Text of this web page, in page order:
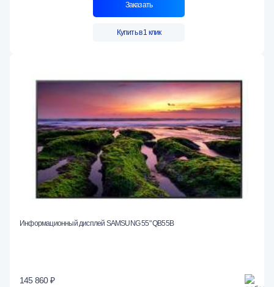
Заказать
Купить в 1 клик
Информационный дисплей SAMSUNG 55" QB55B
145 860 ₽